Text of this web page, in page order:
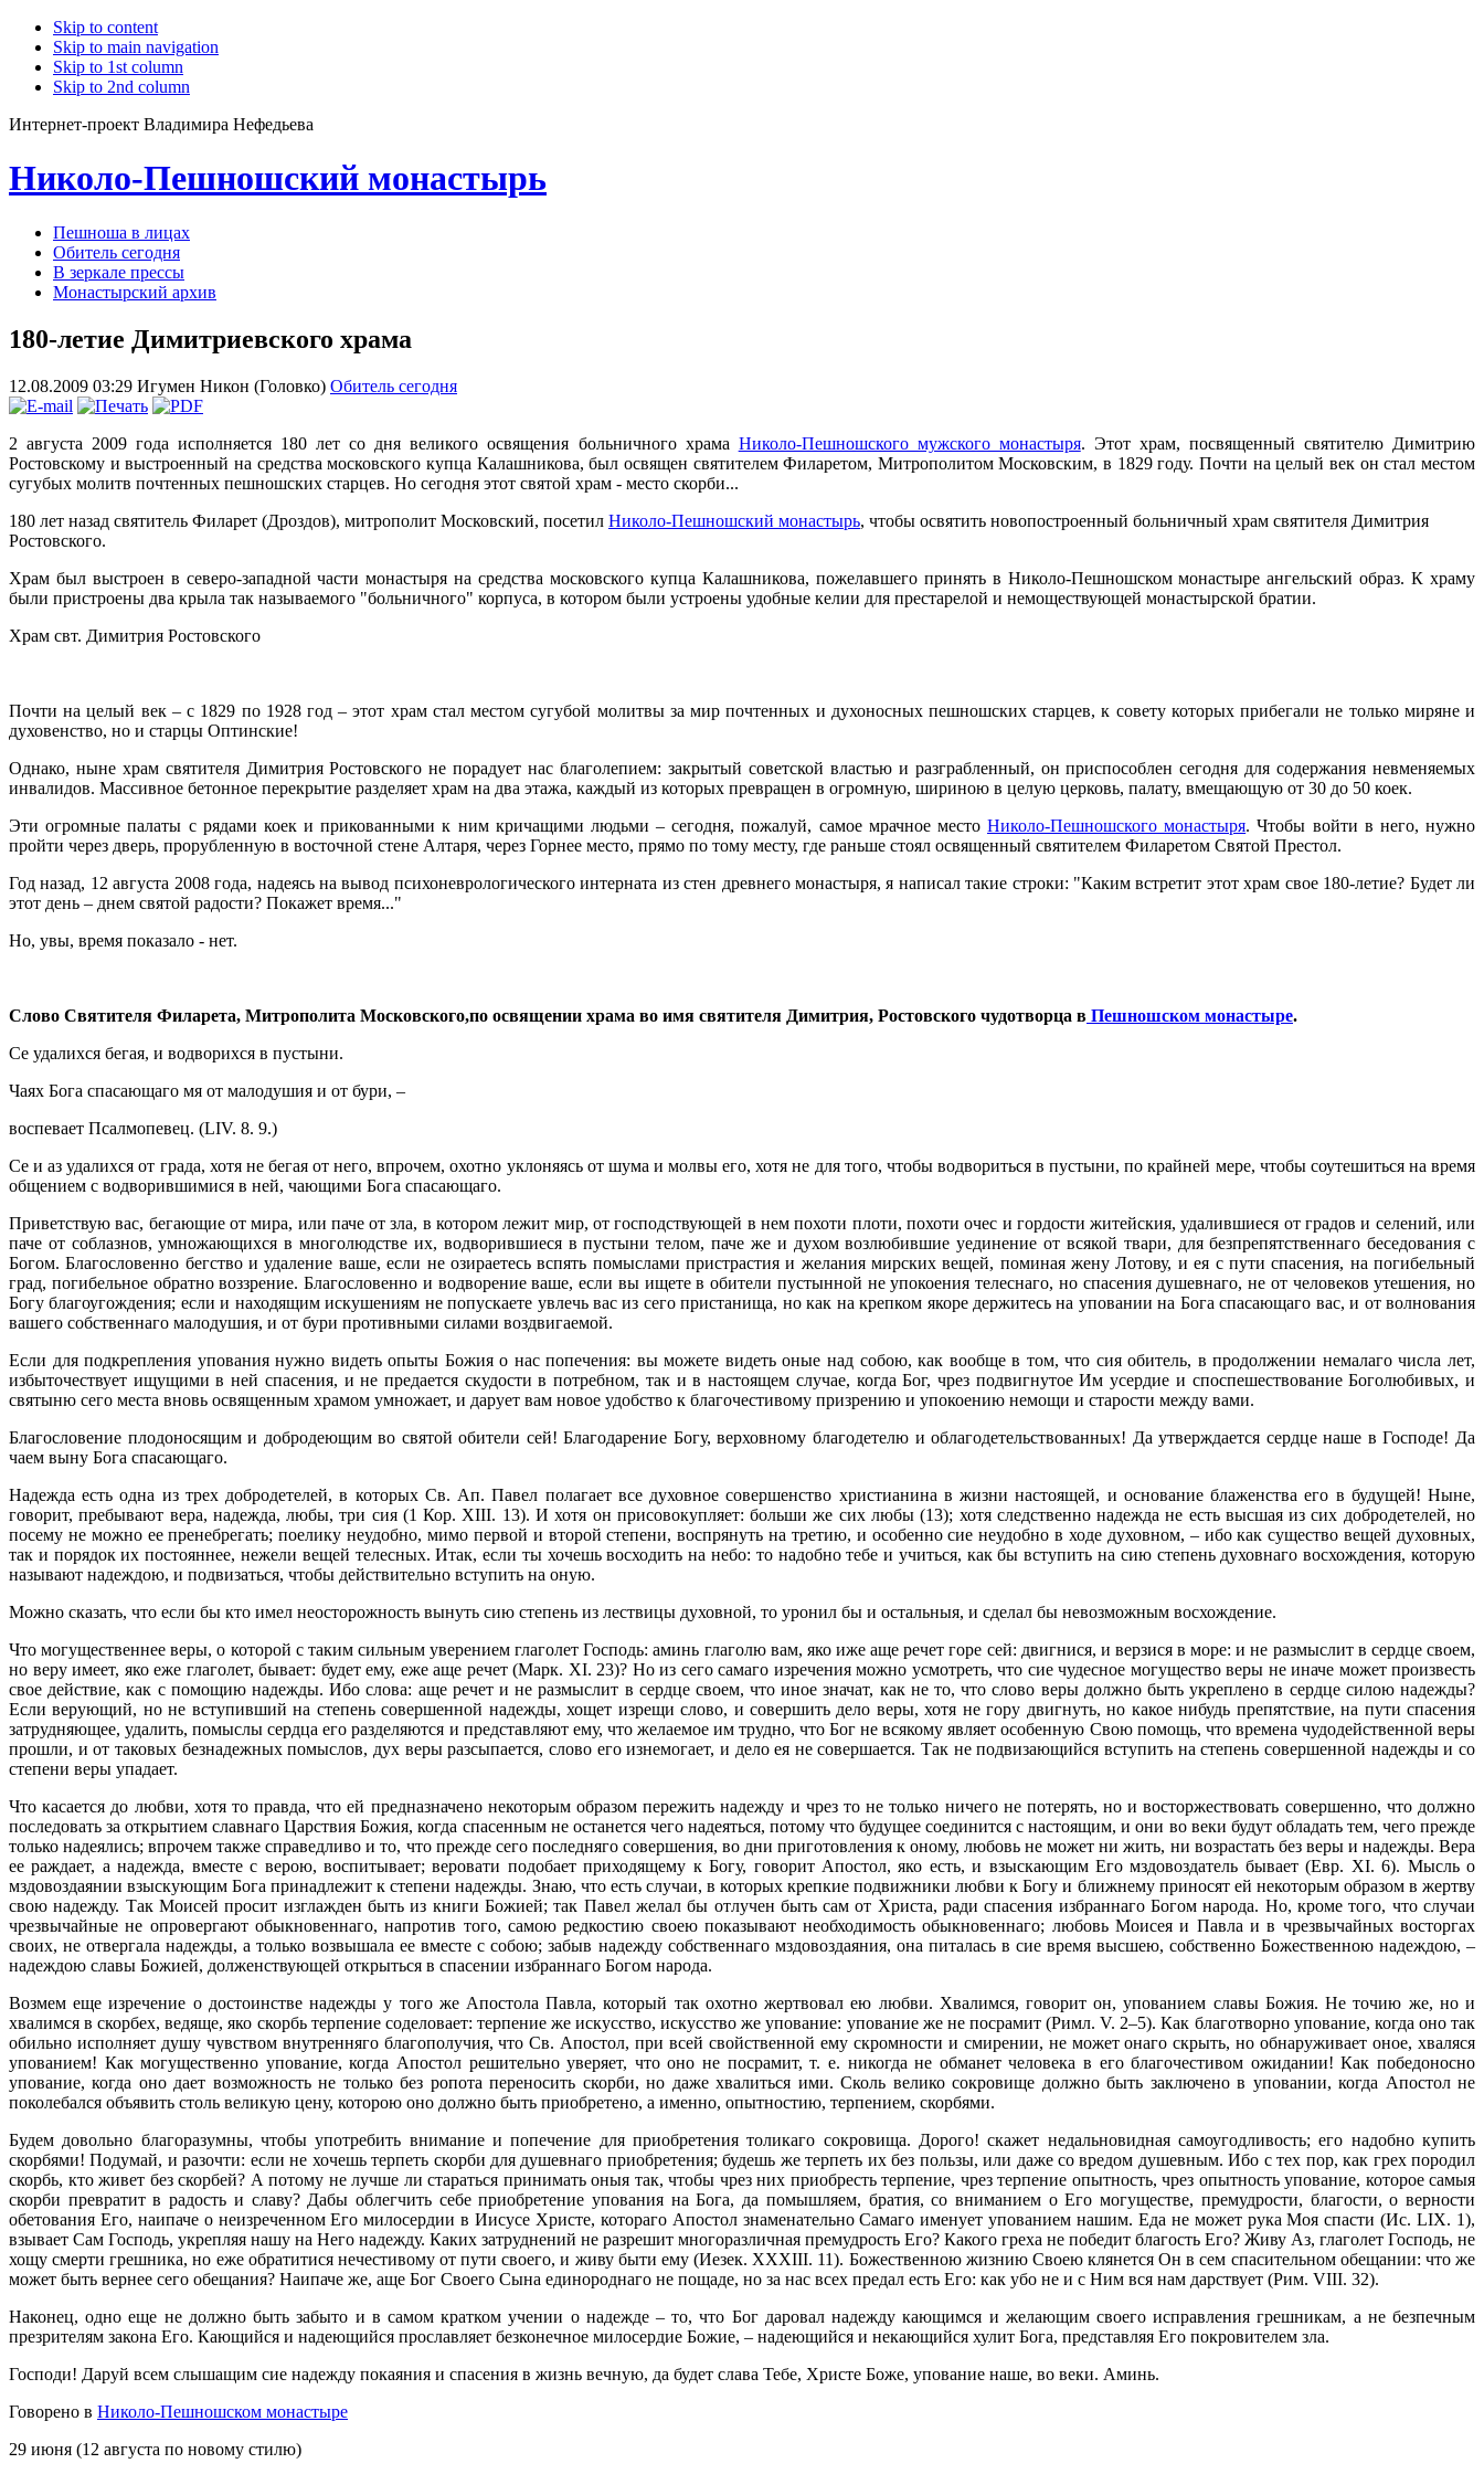
Skip to content
Skip to main navigation
Skip to 1st column
Skip to 2nd column
Интернет-проект Владимира Нефедьева
Николо-Пешношский монастырь
Пешноша в лицах
Обитель сегодня
В зеркале прессы
Монастырский архив
180-летие Димитриевского храма
12.08.2009 03:29 Игумен Никон (Головко) Обитель сегодня
2 августа 2009 года исполняется 180 лет со дня великого освящения больничного храма Николо-Пешношского мужского монастыря. Этот храм, посвященный святителю Димитрию
Ростовскому и выстроенный на средства московского купца Калашникова, был освящен святителем Филаретом, Митрополитом Московским, в 1829 году. Почти на целый век он стал местом
сугубых молитв почтенных пешношских старцев. Но сегодня этот святой храм - место скорби...
180 лет назад святитель Филарет (Дроздов), митрополит Московский, посетил Николо-Пешношский монастырь, чтобы освятить новопостроенный больничный храм святителя Димитрия
Ростовского.
Храм был выстроен в северо-западной части монастыря на средства московского купца Калашникова, пожелавшего принять в Николо-Пешношском монастыре ангельский образ. К храму
были пристроены два крыла так называемого "больничного" корпуса, в котором были устроены удобные келии для престарелой и немоществующей монастырской братии.
Храм свт. Димитрия Ростовского
Почти на целый век – с 1829 по 1928 год – этот храм стал местом сугубой молитвы за мир почтенных и духоносных пешношских старцев, к совету которых прибегали не только миряне и
духовенство, но и старцы Оптинские!
Однако, ныне храм святителя Димитрия Ростовского не порадует нас благолепием: закрытый советской властью и разграбленный, он приспособлен сегодня для содержания невменяемых
инвалидов. Массивное бетонное перекрытие разделяет храм на два этажа, каждый из которых превращен в огромную, шириною в целую церковь, палату, вмещающую от 30 до 50 коек.
Эти огромные палаты с рядами коек и прикованными к ним кричащими людьми – сегодня, пожалуй, самое мрачное место Николо-Пешношского монастыря. Чтобы войти в него, нужно
пройти через дверь, прорубленную в восточной стене Алтаря, через Горнее место, прямо по тому месту, где раньше стоял освященный святителем Филаретом Святой Престол.
Год назад, 12 августа 2008 года, надеясь на вывод психоневрологического интерната из стен древнего монастыря, я написал такие строки: "Каким встретит этот храм свое 180-летие? Будет ли
этот день – днем святой радости? Покажет время..."
Но, увы, время показало - нет.
Слово Святителя Филарета, Митрополита Московского,по освящении храма во имя святителя Димитрия, Ростовского чудотворца в Пешношском монастыре.
Се удалихся бегая, и водворихся в пустыни.
Чаях Бога спасающаго мя от малодушия и от бури, –
воспевает Псалмопевец. (LIV. 8. 9.)
Се и аз удалихся от града, хотя не бегая от него, впрочем, охотно уклоняясь от шума и молвы его, хотя не для того, чтобы водвориться в пустыни, по крайней мере, чтобы соутешиться на время
общением с водворившимися в ней, чающими Бога спасающаго.
Приветствую вас, бегающие от мира, или паче от зла, в котором лежит мир, от господствующей в нем похоти плоти, похоти очес и гордости житейския, удалившиеся от градов и селений, или
паче от соблазнов, умножающихся в многолюдстве их, водворившиеся в пустыни телом, паче же и духом возлюбившие уединение от всякой твари, для безпрепятственнаго беседования с
Богом. Благословенно бегство и удаление ваше, если не озираетесь вспять помыслами пристрастия и желания мирских вещей, поминая жену Лотову, и ея с пути спасения, на погибельный
град, погибельное обратно воззрение. Благословенно и водворение ваше, если вы ищете в обители пустынной не упокоения телеснаго, но спасения душевнаго, не от человеков утешения, но
Богу благоугождения; если и находящим искушениям не попускаете увлечь вас из сего пристанища, но как на крепком якоре держитесь на уповании на Бога спасающаго вас, и от волнования
вашего собственнаго малодушия, и от бури противными силами воздвигаемой.
Если для подкрепления упования нужно видеть опыты Божия о нас попечения: вы можете видеть оные над собою, как вообще в том, что сия обитель, в продолжении немалаго числа лет,
избыточествует ищущими в ней спасения, и не предается скудости в потребном, так и в настоящем случае, когда Бог, чрез подвигнутое Им усердие и споспешествование Боголюбивых, и
святыню сего места вновь освященным храмом умножает, и дарует вам новое удобство к благочестивому призрению и упокоению немощи и старости между вами.
Благословение плодоносящим и добродеющим во святой обители сей! Благодарение Богу, верховному благодетелю и облагодетельствованных! Да утверждается сердце наше в Господе! Да
чаем выну Бога спасающаго.
Надежда есть одна из трех добродетелей, в которых Св. Ап. Павел полагает все духовное совершенство христианина в жизни настоящей, и основание блаженства его в будущей! Ныне,
говорит, пребывают вера, надежда, любы, три сия (1 Кор. XIII. 13). И хотя он присовокупляет: больши же сих любы (13); хотя следственно надежда не есть высшая из сих добродетелей, но
посему не можно ее пренебрегать; поелику неудобно, мимо первой и второй степени, воспрянуть на третию, и особенно сие неудобно в ходе духовном, – ибо как существо вещей духовных,
так и порядок их постояннее, нежели вещей телесных. Итак, если ты хочешь восходить на небо: то надобно тебе и учиться, как бы вступить на сию степень духовнаго восхождения, которую
называют надеждою, и подвизаться, чтобы действительно вступить на оную.
Можно сказать, что если бы кто имел неосторожность вынуть сию степень из лествицы духовной, то уронил бы и остальныя, и сделал бы невозможным восхождение.
Что могущественнее веры, о которой с таким сильным уверением глаголет Господь: аминь глаголю вам, яко иже аще речет горе сей: двигнися, и верзися в море: и не размыслит в сердце своем,
но веру имеет, яко еже глаголет, бывает: будет ему, еже аще речет (Марк. XI. 23)? Но из сего самаго изречения можно усмотреть, что сие чудесное могущество веры не иначе может произвесть
свое действие, как с помощию надежды. Ибо слова: аще речет и не размыслит в сердце своем, что иное значат, как не то, что слово веры должно быть укреплено в сердце силою надежды?
Если верующий, но не вступивший на степень совершенной надежды, хощет изрещи слово, и совершить дело веры, хотя не гору двигнуть, но какое нибудь препятствие, на пути спасения
затрудняющее, удалить, помыслы сердца его разделяются и представляют ему, что желаемое им трудно, что Бог не всякому являет особенную Свою помощь, что времена чудодейственной веры
прошли, и от таковых безнадежных помыслов, дух веры разсыпается, слово его изнемогает, и дело ея не совершается. Так не подвизающийся вступить на степень совершенной надежды и со
степени веры упадает.
Что касается до любви, хотя то правда, что ей предназначено некоторым образом пережить надежду и чрез то не только ничего не потерять, но и восторжествовать совершенно, что должно
последовать за открытием славнаго Царствия Божия, когда спасенным не останется чего надеяться, потому что будущее соединится с настоящим, и они во веки будут обладать тем, чего прежде
только надеялись; впрочем также справедливо и то, что прежде сего последняго совершения, во дни приготовления к оному, любовь не может ни жить, ни возрастать без веры и надежды. Вера
ее раждает, а надежда, вместе с верою, воспитывает; веровати подобает приходящему к Богу, говорит Апостол, яко есть, и взыскающим Его мздовоздатель бывает (Евр. XI. 6). Мысль о
мздовоздаянии взыскующим Бога принадлежит к степени надежды. Знаю, что есть случаи, в которых крепкие подвижники любви к Богу и ближнему приносят ей некоторым образом в жертву
свою надежду. Так Моисей просит изглажден быть из книги Божией; так Павел желал бы отлучен быть сам от Христа, ради спасения избраннаго Богом народа. Но, кроме того, что случаи
чрезвычайные не опровергают обыкновеннаго, напротив того, самою редкостию своею показывают необходимость обыкновеннаго; любовь Моисея и Павла и в чрезвычайных восторгах
своих, не отвергала надежды, а только возвышала ее вместе с собою; забыв надежду собственнаго мздовоздаяния, она питалась в сие время высшею, собственно Божественною надеждою, –
надеждою славы Божией, долженствующей открыться в спасении избраннаго Богом народа.
Возмем еще изречение о достоинстве надежды у того же Апостола Павла, который так охотно жертвовал ею любви. Хвалимся, говорит он, упованием славы Божия. Не точию же, но и
хвалимся в скорбех, ведяще, яко скорбь терпение соделовает: терпение же искусство, искусство же упование: упование же не посрамит (Римл. V. 2–5). Как благотворно упование, когда оно так
обильно исполняет душу чувством внутренняго благополучия, что Св. Апостол, при всей свойственной ему скромности и смирении, не может онаго скрыть, но обнаруживает оное, хваляся
упованием! Как могущественно упование, когда Апостол решительно уверяет, что оно не посрамит, т. е. никогда не обманет человека в его благочестивом ожидании! Как победоносно
упование, когда оно дает возможность не только без ропота переносить скорби, но даже хвалиться ими. Сколь велико сокровище должно быть заключено в уповании, когда Апостол не
поколебался объявить столь великую цену, которою оно должно быть приобретено, а именно, опытностию, терпением, скорбями.
Будем довольно благоразумны, чтобы употребить внимание и попечение для приобретения толикаго сокровища. Дорого! скажет недальновидная самоугодливость; его надобно купить
скорбями! Подумай, и разочти: если не хочешь терпеть скорби для душевнаго приобретения; будешь же терпеть их без пользы, или даже со вредом душевным. Ибо с тех пор, как грех породил
скорбь, кто живет без скорбей? А потому не лучше ли стараться принимать оныя так, чтобы чрез них приобресть терпение, чрез терпение опытность, чрез опытность упование, которое самыя
скорби превратит в радость и славу? Дабы облегчить себе приобретение упования на Бога, да помышляем, братия, со вниманием о Его могуществе, премудрости, благости, о верности
обетования Его, наипаче о неизреченном Его милосердии в Иисусе Христе, котораго Апостол знаменательно Самаго именует упованием нашим. Еда не может рука Моя спасти (Ис. LIX. 1),
взывает Сам Господь, укрепляя нашу на Него надежду. Каких затруднений не разрешит многоразличная премудрость Его? Какого греха не победит благость Его? Живу Аз, глаголет Господь, не
хощу смерти грешника, но еже обратитися нечестивому от пути своего, и живу быти ему (Иезек. XXXIII. 11). Божественною жизнию Своею клянется Он в сем спасительном обещании: что же
может быть вернее сего обещания? Наипаче же, аще Бог Своего Сына единороднаго не пощаде, но за нас всех предал есть Его: как убо не и с Ним вся нам дарствует (Рим. VIII. 32).
Наконец, одно еще не должно быть забыто и в самом кратком учении о надежде – то, что Бог даровал надежду кающимся и желающим своего исправления грешникам, а не безпечным
презрителям закона Его. Кающийся и надеющийся прославляет безконечное милосердие Божие, – надеющийся и некающийся хулит Бога, представляя Его покровителем зла.
Господи! Даруй всем слышащим сие надежду покаяния и спасения в жизнь вечную, да будет слава Тебе, Христе Боже, упование наше, во веки. Аминь.
Говорено в Николо-Пешношском монастыре
29 июня (12 августа по новому стилю)